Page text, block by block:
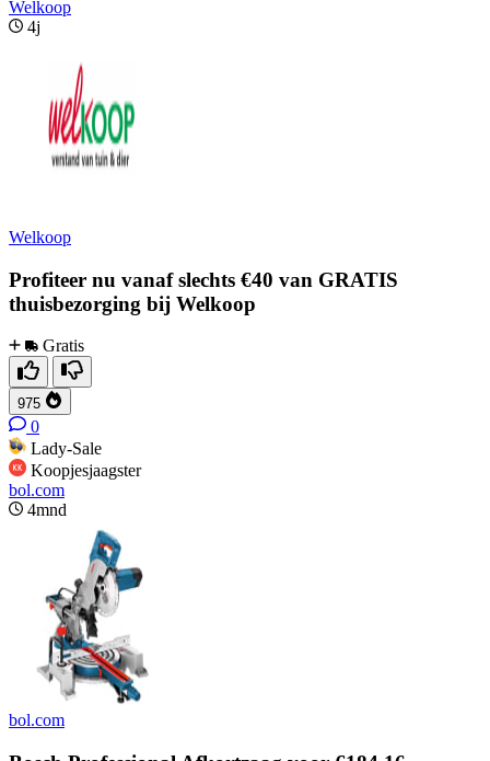
Welkoop
4j
Welkoop
Profiteer nu vanaf slechts €40 van GRATIS
thuisbezorging bij Welkoop
Gratis
975
0
Lady-Sale
Koopjesjaagster
bol.com
4mnd
bol.com